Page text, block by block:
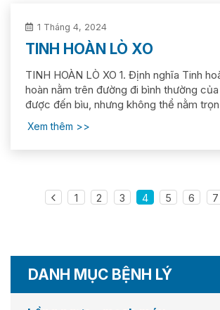
DANH MỤC BỆNH LÝ
TINH HOÀN LÒ XO
1 Tháng 4, 2024
TINH HOÀN LÒ XO 1. Định nghĩa Tinh
hoàn nằm trên đường đi bình thường
được đến bìu, nhưng không thể nằm
không giữ tinh hoàn hoặc thừng tinh khi
Nguyên nhân: do quá hoạt phản xạ da
chứng Lâm sàng: Bệnh sử:...
Xem thêm
1 2 3 4 5 6 7